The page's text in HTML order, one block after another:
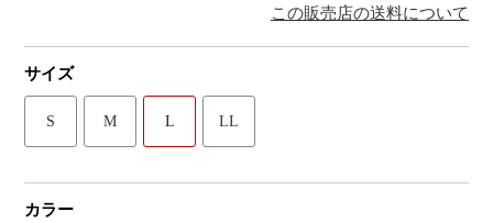
この販売店の送料について
サイズ
S M L LL
カラー